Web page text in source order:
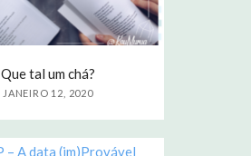
Que tal um chá?
JANEIRO 12, 2020